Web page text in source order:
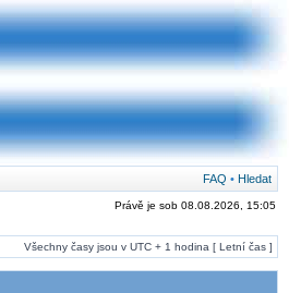
FAQ • Hledat
Právě je sob 08.08.2026, 15:05
Všechny časy jsou v UTC + 1 hodina [ Letní čas ]